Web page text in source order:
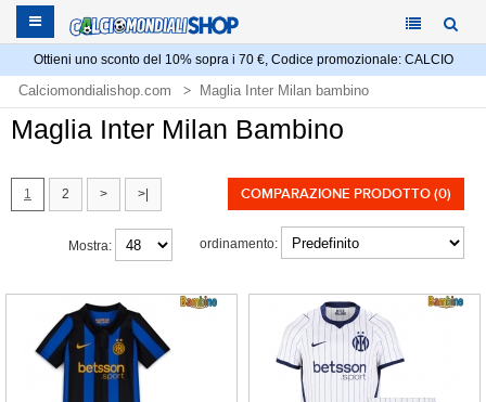
Ottieni uno sconto del 10% sopra i 70 €, Codice promozionale: CALCIO
Calciomondialishop.com Maglia Inter Milan bambino
Maglia Inter Milan Bambino
1 2 > >| COMPARAZIONE PRODOTTO (0)
ordinamento:
Mostra: